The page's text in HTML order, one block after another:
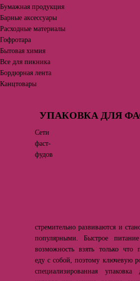
Бумажная продукция
Барные аксессуары
Расходные материалы
Гофротара
Бытовая химия
Все для пикника
Бордюрная лента
Канцтовары
УПАКОВКА ДЛЯ
Сети
фаст-
фудов
стремительно развиваются и
популярными. Быстрое питание
возможность взять только что
еду с собой, поэтому ключевую
специализированная упаковка